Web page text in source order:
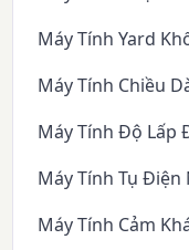
Máy Tính Yard
Máy Tính Chiều
Máy Tính Độ Lấp
Máy Tính Tụ Điện
Máy Tính Cảm